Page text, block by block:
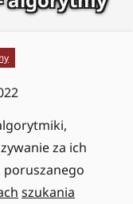
za ich
szukania